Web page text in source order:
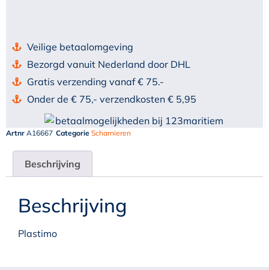
Veilige betaalomgeving
Bezorgd vanuit Nederland door DHL
Gratis verzending vanaf € 75.-
Onder de € 75,- verzendkosten € 5,95
Artnr A16667 Categorie Scharnieren
Beschrijving
Beschrijving
Plastimo